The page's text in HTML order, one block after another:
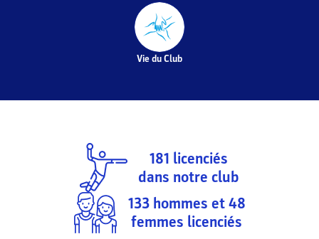
Vie du Club
181 licenciés
dans notre club
133hommes et48
femmes licenciés